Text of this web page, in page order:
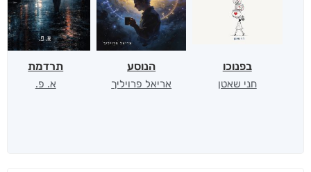
בפנוכו
חני שאטן
הנוסע
אריאל פרויליך
תרדמת
א. פ.